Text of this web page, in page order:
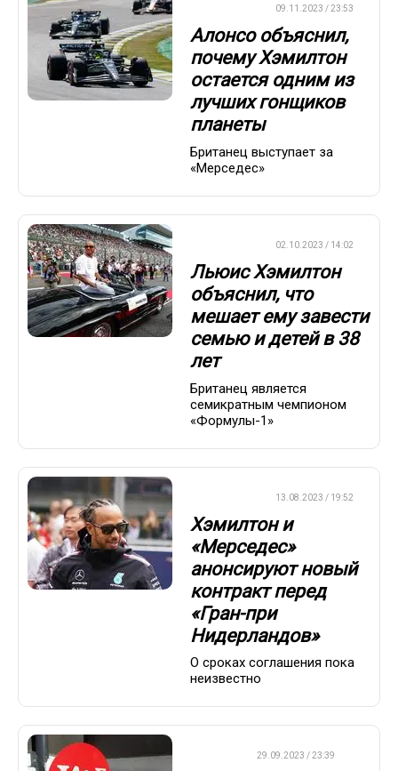
09.11.2023 / 23:53
Алонсо объяснил,
почему Хэмилтон
остается одним из
лучших гонщиков
планеты
Британец выступает за
«Мерседес»
02.10.2023 / 14:02
Льюис Хэмилтон
объяснил, что
мешает ему завести
семью и детей в 38
лет
Британец является
семикратным чемпионом
«Формулы-1»
13.08.2023 / 19:52
Хэмилтон и
«Мерседес»
анонсируют новый
контракт перед
«Гран-при
Нидерландов»
О сроках соглашения пока
неизвестно
29.09.2023 / 23:39